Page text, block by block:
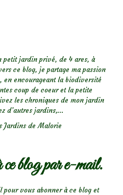
jardin privé, de 4 ares, à
ce blog, je partage ma passion
en encourageant la biodiversité
coup de coeur et la petite
les chroniques de mon jardin
d’autres jardins,...
Jardins de Malorie
blog par e-mail.
pour vous abonner à ce blog et